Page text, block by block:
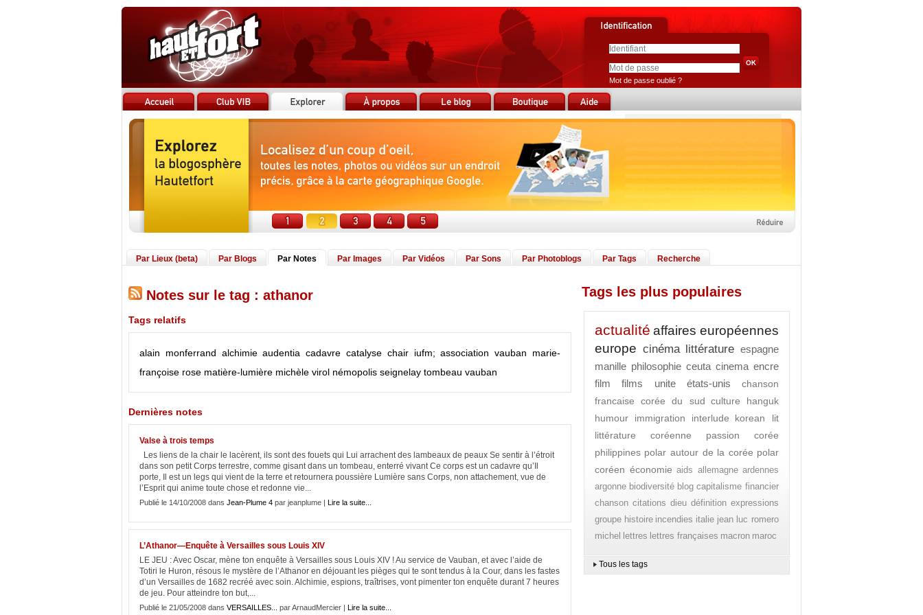
Mot de passe oublié ?
Par Lieux (beta) Par Blogs Par Notes Par Images Par Vidéos Par Sons Par Photoblogs Par Tags Recherche
Notes sur le tag : athanor
Tags relatifs
alain monferrand alchimie audentia cadavre catalyse chair iufm; association vauban
marie-
françoise rose matière-lumière michèle virol némopolis seignelay tombeau vauban
Dernières notes
Valse à trois temps
Les liens de la chair le lacèrent, ils sont des fouets qui Lui arrachent des lambeaux de peaux Se sentir à l’étroit
dans son petit Corps terrestre, comme gisant dans un tombeau, enterré vivant Ce corps est un cadavre qu’Il
porte, Il est un legs qui vient de la terre et retournera poussière Lumière sans Corps, non attachement, vue de
l’Esprit qui anime toute chose et redonne vie...
Publié le 14/10/2008 dans Jean-Plume 4 par jeanplume | Lire la suite...
L’Athanor—Enquête à Versailles sous Louis XIV
LE JEU : Avec Oscar, mène ton enquête à Versailles sous Louis XIV ! Au service de Vauban, et avec l’aide de
Totiri le Huron, résous le mystère de l’Athanor en déjouant les pièges qui te sont tendus à la Cour, dans les fastes
d’un Versailles de 1682 recréé avec soin. Alchimie, espions, traîtrises, vont pimenter ton enquête durant 7 heures
de jeu. Pour atteindre ton but,...
Publié le 21/05/2008 dans VERSAILLES... par ArnaudMercier | Lire la suite...
Tags les plus populaires
actualité affaires européennes
europe cinéma littérature espagne
manille philosophie ceuta cinema encre
film
films unite états-unis
chanson
francaise
corée du sud culture
hanguk
humour
immigration interlude
korean lit
littérature coréenne
passion corée
philippines polar autour de la corée polar
coréen économie aids allemagne ardennes
argonne biodiversité blog capitalisme financier
chanson citations dieu définition expressions
groupe histoire incendies italie jean luc romero
michel lettres lettres françaises macron maroc
Tous les tags